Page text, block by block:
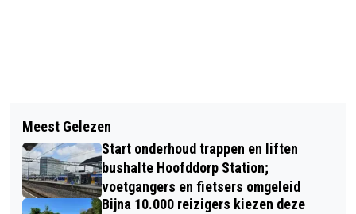
VLIEGTUIG MAAK NOODLANDING OP
SCHIPHOL NA ROOKONTWIKKELING
AAN BOORD
AUTO OP ZIJKANT IN HOOFDDORP,
POLITIE BRENGT PERSOON NAAR
HUIS
Meest Gelezen
Start onderhoud trappen en liften
bushalte Hoofddorp Station;
voetgangers en fietsers omgeleid
Bijna 10.000 reizigers kiezen deze